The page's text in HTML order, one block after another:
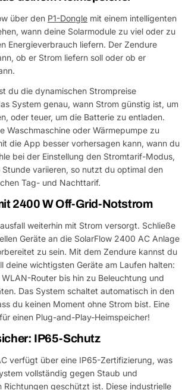
über den P1-Dongle mit einem intelligenten
wann deine Solarmodule zu viel oder zu
Energieverbrauch liefern. Der Zendure
ob er Strom liefern soll oder ob er
du die dynamischen Strompreise
System genau, wann Strom günstig ist, um
oder teuer, um die Batterie zu entladen.
Waschmaschine oder Wärmepumpe zu
die App besser vorhersagen kann, wann du
bei der Einstellung den Stromtarif-Modus,
variieren, so nutzt du optimal den
Tag- und Nachttarif.
2400 W Off-Grid-Notstrom
weiterhin mit Strom versorgt. Schließe
Geräte an die SolarFlow 2400 AC Anlage
zu sein. Mit dem Zendure kannst du
deine wichtigsten Geräte am Laufen halten:
Router bis hin zu Beleuchtung und
Das System schaltet automatisch in den
du keinen Moment ohne Strom bist. Eine
einen Plug-and-Play-Heimspeicher!
IP65-Schutz
verfügt über eine IP65-Zertifizierung, was
vollständig gegen Staub und
Richtungen geschützt ist. Diese industrielle